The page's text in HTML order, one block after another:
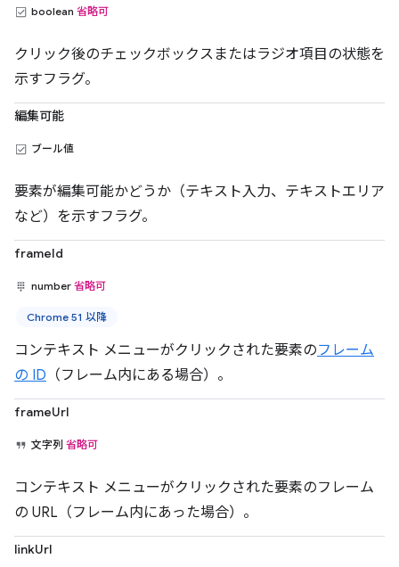
boolean 省略可
クリック後のチェックボックスまたはラジオ項目の状態を
示すフラグ。
編集可能
ブール値
要素が編集可能かどうか（テキスト入力、テキストエリア
など）を示すフラグ。
frameId
number 省略可
Chrome 51 以降
コンテキスト メニューがクリックされた要素のフレーム
の ID （フレーム内にある場合）。
frameUrl
文字列 省略可
コンテキスト メニューがクリックされた要素のフレーム
の URL（フレーム内にあった場合）。
linkUrl